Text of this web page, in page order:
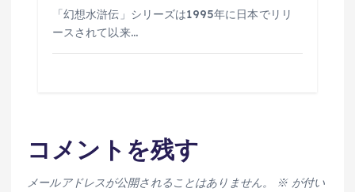
「幻想水滸伝」シリーズは1995年に日本でリリ
ースされて以来…
コメントを残す
メールアドレスが公開されることはありません。 ※が付い